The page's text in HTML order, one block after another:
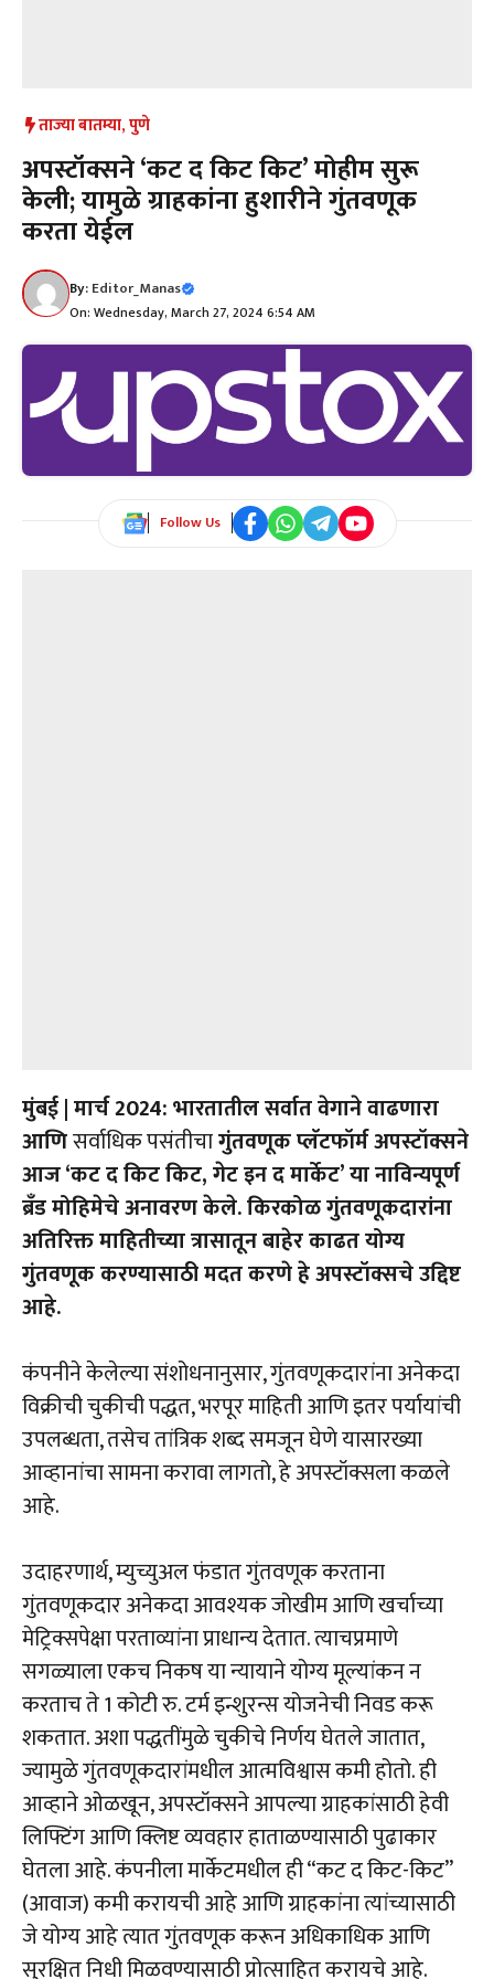
ताज्या बातम्या,पुणे
अपस्टॉक्सने ‘कट द किट किट’ मोहीम सुरू
केली; यामुळे ग्राहकांना हुशारीने गुंतवणूक
करता येईल
By:Editor_Manas
On: Wednesday, March 27, 2024 6:54 AM
Follow Us
मुंबई | मार्च 2024: भारतातील सर्वात वेगाने वाढणारा
आणिसर्वाधिक पसंतीचागुंतवणूक प्लॅटफॉर्म अपस्टॉक्सने
आज ‘कट द किट किट, गेट इन द मार्केट’ या नाविन्यपूर्ण
ब्रँड मोहिमेचे अनावरण केले. किरकोळ गुंतवणूकदारांना
अतिरिक्त माहितीच्या त्रासातून बाहेर काढत योग्य
गुंतवणूक करण्यासाठी मदत करणे हे अपस्टॉक्सचे उद्दिष्ट
आहे.
कंपनीने केलेल्या संशोधनानुसार, गुंतवणूकदारांना अनेकदा
विक्रीची चुकीची पद्धत, भरपूर माहिती आणि इतर पर्यायांची
उपलब्धता, तसेच तांत्रिक शब्द समजून घेणे यासारख्या
आव्हानांचा सामना करावा लागतो, हे अपस्टॉक्सला कळले
आहे.
उदाहरणार्थ, म्युच्युअल फंडात गुंतवणूक करताना
गुंतवणूकदार अनेकदा आवश्यक जोखीम आणि खर्चाच्या
मेट्रिक्सपेक्षा परताव्यांना प्राधान्य देतात. त्याचप्रमाणे
सगळ्याला एकच निकष या न्यायाने योग्य मूल्यांकन न
करताच ते 1 कोटी रु. टर्म इन्शुरन्स योजनेची निवड करू
शकतात. अशा पद्धतींमुळे चुकीचे निर्णय घेतले जातात,
ज्यामुळे गुंतवणूकदारांमधील आत्मविश्वास कमी होतो. ही
आव्हाने ओळखून, अपस्टॉक्सने आपल्या ग्राहकांसाठी हेवी
लिफ्टिंग आणि क्लिष्ट व्यवहार हाताळण्यासाठी पुढाकार
घेतला आहे. कंपनीला मार्केटमधील ही “कट द किट-किट”
(आवाज) कमी करायची आहे आणि ग्राहकांना त्यांच्यासाठी
जे योग्य आहे त्यात गुंतवणूक करून अधिकाधिक आणि
सुरक्षित निधी मिळवण्यासाठी प्रोत्साहित करायचे आहे.